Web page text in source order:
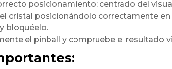
posicionamiento: centrado del
cristal posicionándolo correctamente en
bloquéelo.
el pinball y compruebe el resultado